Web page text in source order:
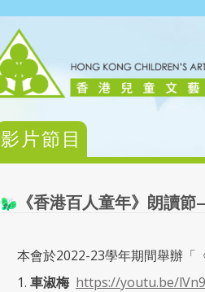
影片節目
《香港百人童年》朗讀
本會於2022-23學年期間舉辦「
1. 車淑梅 https://youtu.be/